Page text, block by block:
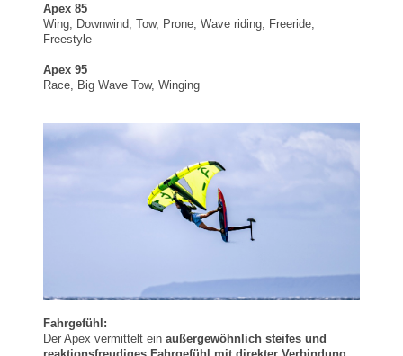
Apex 85
Wing, Downwind, Tow, Prone, Wave riding, Freeride,
Freestyle
Apex 95
Race, Big Wave Tow, Winging
Fahrgefühl:
Der Apex vermittelt ein außergewöhnlich steifes und